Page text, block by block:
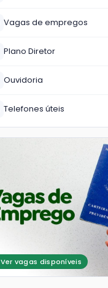
Vagas de empregos
Plano Diretor
Ouvidoria
Telefones úteis
Ver vagas disponíveis